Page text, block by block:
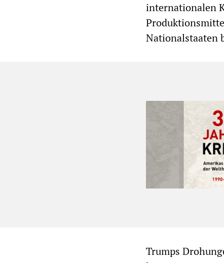
internationalen
Nationalstaaten
Trumps